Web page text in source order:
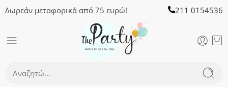
Δωρεάν μεταφορικά από 75 ευρώ! 211 0154536